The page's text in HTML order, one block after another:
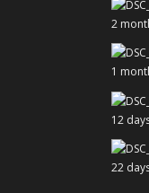
2
1
12
22